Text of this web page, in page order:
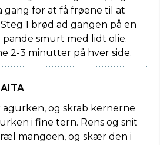
gang for at få frøene til at
1 brød ad gangen på en
smurt med lidt olie.
2-3 minutter på hver side.
og skrab kernerne
i fine tern. Rens og snit
mangoen, og skær den i